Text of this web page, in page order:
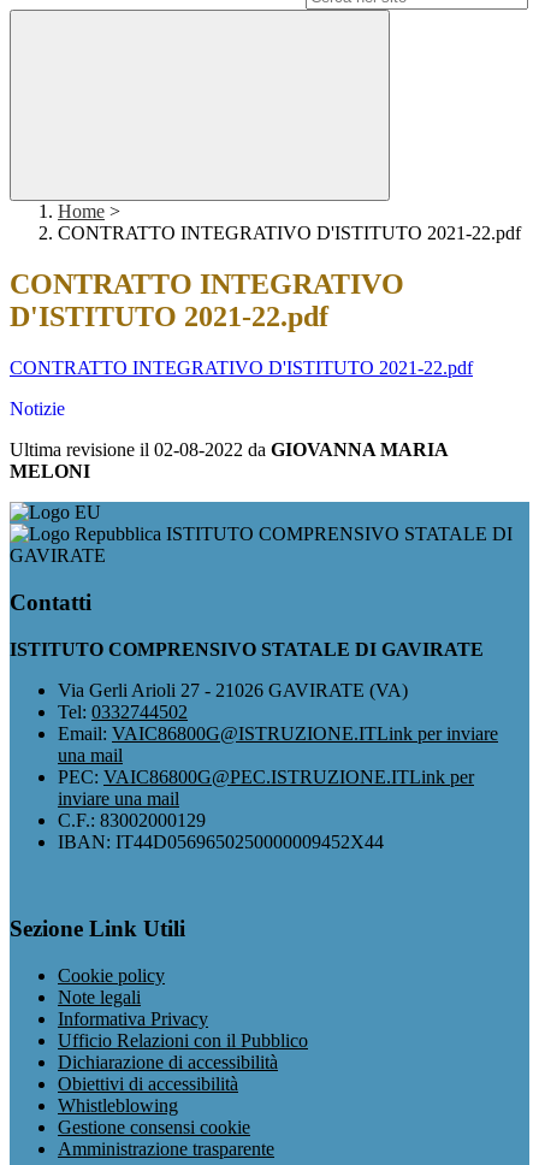
Home >
CONTRATTO INTEGRATIVO D'ISTITUTO 2021-22.pdf
CONTRATTO INTEGRATIVO
D'ISTITUTO 2021-22.pdf
CONTRATTO INTEGRATIVO D'ISTITUTO 2021-22.pdf
Notizie
Ultima revisione il 02-08-2022 da GIOVANNA MARIA
MELONI
ISTITUTO COMPRENSIVO STATALE DI
GAVIRATE
Contatti
ISTITUTO COMPRENSIVO STATALE DI GAVIRATE
Via Gerli Arioli 27 - 21026 GAVIRATE (VA)
Tel: 0332744502
Email: VAIC86800G@ISTRUZIONE.ITLink per inviare
una mail
PEC: VAIC86800G@PEC.ISTRUZIONE.ITLink per
inviare una mail
C.F.: 83002000129
IBAN: IT44D0569650250000009452X44
Sezione Link Utili
Cookie policy
Note legali
Informativa Privacy
Ufficio Relazioni con il Pubblico
Dichiarazione di accessibilità
Obiettivi di accessibilità
Whistleblowing
Gestione consensi cookie
Amministrazione trasparente